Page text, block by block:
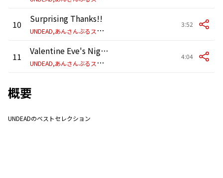
10
Surprising Thanks!!
U
NDEAD,あんさんぶるスターズ!!
3:52
11
Valentine Eve's Nightmare
U
NDEAD,あんさんぶるスターズ!!
4:04
概要
UNDEADのベストセレクション